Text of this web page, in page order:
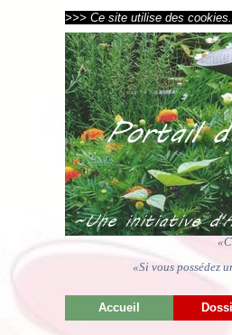
>>> Ce site utilise des
«Si vous possédez
Accueil